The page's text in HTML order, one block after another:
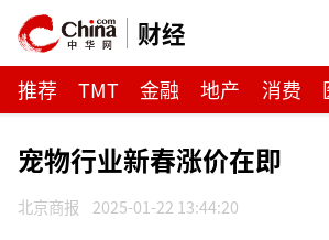
财经
推荐 TMT 金融 地产 消费
宠物行业新春涨价在即
北京商报 2025-01-22 13:44:20